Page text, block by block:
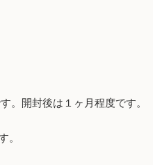
。開封後は１ヶ月程度です。
。